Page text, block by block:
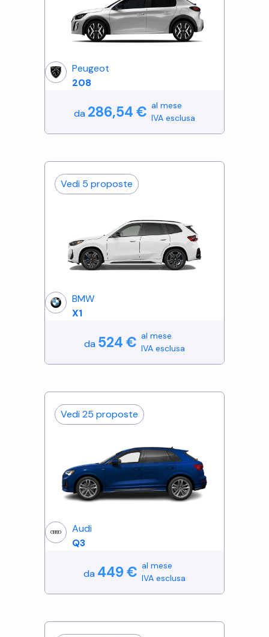
Peugeot
208
da 286,54 € al mese
IVA esclusa
Vedi 5 proposte
BMW
X1
da 524 € al mese
IVA esclusa
Vedi 25 proposte
Audi
Q3
da 449€ al mese
IVA esclusa